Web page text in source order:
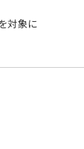
対象に